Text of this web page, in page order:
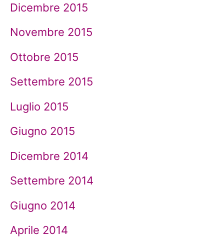
Dicembre 2015
Novembre 2015
Ottobre 2015
Settembre 2015
Luglio 2015
Giugno 2015
Dicembre 2014
Settembre 2014
Giugno 2014
Aprile 2014